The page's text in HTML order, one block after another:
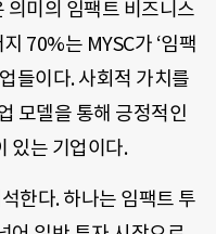
미의 임팩트 비즈니스
70%는 MYSC가 ‘임팩
들이다. 사회적 가치를
모델을 통해 긍정적인
있는 기업이다.
한다. 하나는 임팩트 투